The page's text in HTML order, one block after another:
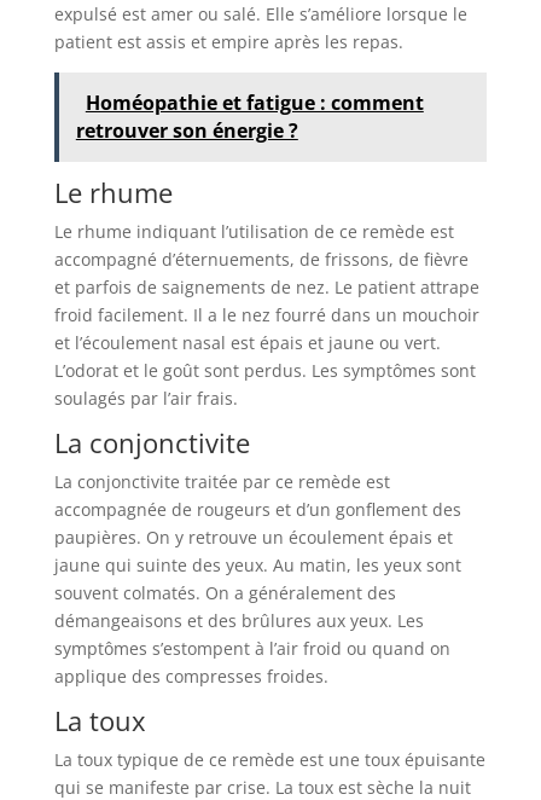
expulsé est amer ou salé. Elle s’améliore lorsque le
patient est assis et empire après les repas.
Homéopathie et fatigue : comment
retrouver son énergie ?
Le rhume
Le rhume indiquant l’utilisation de ce remède est
accompagné d’éternuements, de frissons, de fièvre
et parfois de saignements de nez. Le patient attrape
froid facilement. Il a le nez fourré dans un mouchoir
et l’écoulement nasal est épais et jaune ou vert.
L’odorat et le goût sont perdus. Les symptômes sont
soulagés par l’air frais.
La conjonctivite
La conjonctivite traitée par ce remède est
accompagnée de rougeurs et d’un gonflement des
paupières. On y retrouve un écoulement épais et
jaune qui suinte des yeux. Au matin, les yeux sont
souvent colmatés. On a généralement des
démangeaisons et des brûlures aux yeux. Les
symptômes s’estompent à l’air froid ou quand on
applique des compresses froides.
La toux
La toux typique de ce remède est une toux épuisante
qui se manifeste par crise. La toux est sèche la nuit